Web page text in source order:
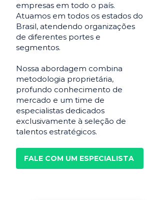
empresas em todo o país.
Atuamos em todos os estados do
Brasil, atendendo organizações
de diferentes portes e
segmentos.
Nossa abordagem combina
metodologia proprietária,
profundo conhecimento de
mercado e um time de
especialistas dedicados
exclusivamente à seleção de
talentos estratégicos.
FALE COM UM ESPECIALISTA